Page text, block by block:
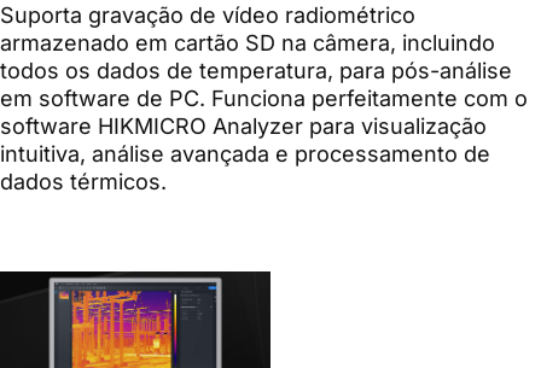
Suporta gravação de vídeo radiométrico
armazenado em cartão SD na câmera, incluindo
todos os dados de temperatura, para pós-análise
em software de PC. Funciona perfeitamente com o
software HIKMICRO Analyzer para visualização
intuitiva, análise avançada e processamento de
dados térmicos.